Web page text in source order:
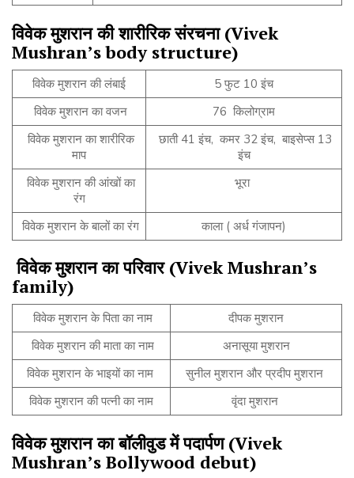
विवेक मुशरान की शारीरिक संरचना(Vivek
Mushran’s body structure)
विवेक मुशरान की लंबाई
5 फुट 10 इंच
विवेक मुशरान का वजन
76 किलोग्राम
विवेक मुशरान का शारीरिक
माप
छाती 41 इंच, कमर 32 इंच, बाइसेप्स 13
इंच
विवेक मुशरान की आंखों का
रंग
भूरा
विवेक मुशरान के बालों का रंग काला ( अर्ध गंजापन)
विवेक मुशरान का परिवार(Vivek Mushran’s
family)
विवेक मुशरान के पिता का नाम
दीपक मुशरान
विवेक मुशरान की माता का नाम
अनासूया मुशरान
विवेक मुशरान के भाइयों का नाम
सुनील मुशरान और प्रदीप मुशरान
विवेक मुशरान की पत्नी का नाम
वृंदा मुशरान
विवेक मुशरान का बॉलीवुड में पदार्पण(Vivek
Mushran’s Bollywood debut)